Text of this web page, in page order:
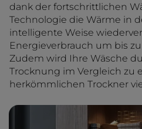
dank der fortschrittlichen
Technologie die Wärme in
intelligente Weise
Energieverbrauch um bis zu
Zudem wird Ihre Wäsche
Trocknung im Vergleich zu
herkömmlichen Trockner